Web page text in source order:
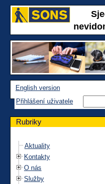
English version
Přihlášení uživatele
Rubriky
Aktuality
Kontakty
O nás
Služby